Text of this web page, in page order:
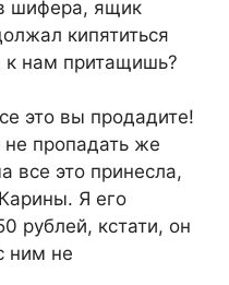
шифера, ящик
кипятиться
нам притащишь?
это вы продадите!
пропадать же
все это принесла,
Я его
рублей, кстати, он
ним не